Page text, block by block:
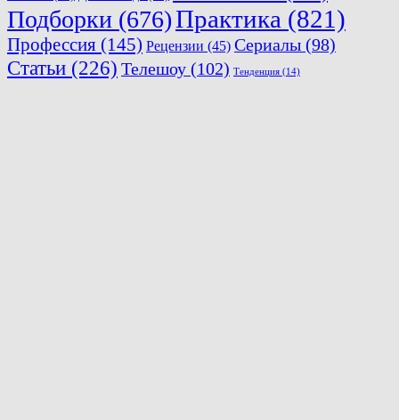
Подборки (676)Практика (821)
Профессия (145) Рецензии (45) Сериалы (98)
Статьи (226) Телешоу (102) Тенденция (14)